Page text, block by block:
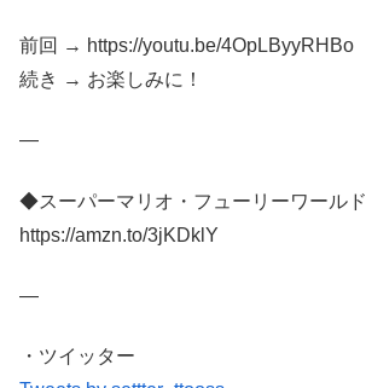
前回 → https://youtu.be/4OpLByyRHBo
続き → お楽しみに！
—
◆スーパーマリオ・フューリーワールド
https://amzn.to/3jKDklY
—
・ツイッター